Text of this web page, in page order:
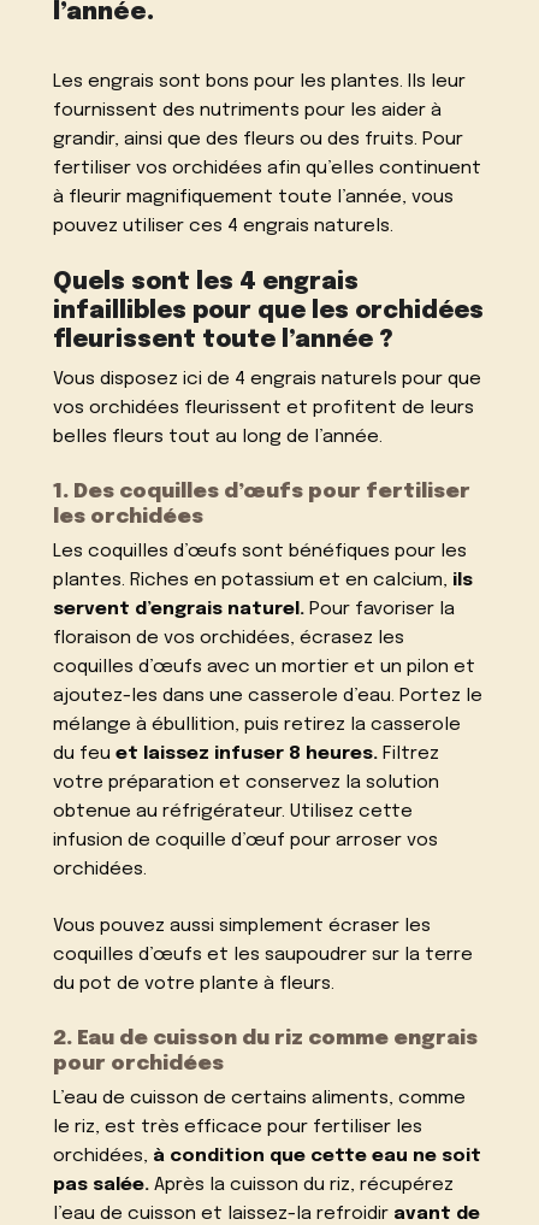
l’année.
Les engrais sont bons pour les plantes. Ils leur
fournissent des nutriments pour les aider à
grandir, ainsi que des fleurs ou des fruits. Pour
fertiliser vos orchidées afin qu’elles continuent
à fleurir magnifiquement toute l’année, vous
pouvez utiliser ces 4 engrais naturels.
Quels sont les 4 engrais
infaillibles pour que les orchidées
fleurissent toute l’année ?
Vous disposez ici de 4 engrais naturels pour que
vos orchidées fleurissent et profitent de leurs
belles fleurs tout au long de l’année.
1. Des coquilles d’œufs pour fertiliser
les orchidées
Les coquilles d’œufs sont bénéfiques pour les
plantes. Riches en potassium et en calcium, ils
servent d’engrais naturel. Pour favoriser la
floraison de vos orchidées, écrasez les
coquilles d’œufs avec un mortier et un pilon et
ajoutez-les dans une casserole d’eau. Portez le
mélange à ébullition, puis retirez la casserole
du feuet laissez infuser 8 heures. Filtrez
votre préparation et conservez la solution
obtenue au réfrigérateur. Utilisez cette
infusion de coquille d’œuf pour arroser vos
orchidées.
Vous pouvez aussi simplement écraser les
coquilles d’œufs et les saupoudrer sur la terre
du pot de votre plante à fleurs.
2. Eau de cuisson du riz comme engrais
pour orchidées
L’eau de cuisson de certains aliments, comme
le riz, est très efficace pour fertiliser les
orchidées, à condition que cette eau ne soit
pas salée.Après la cuisson du riz, récupérez
l’eau de cuisson et laissez-la refroidir avant de